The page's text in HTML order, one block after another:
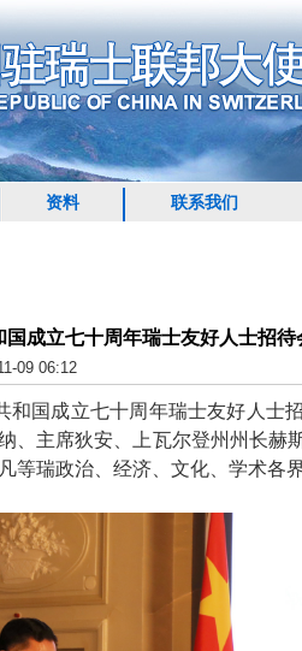
资料 联系我们
成立七十周年瑞士友好人士招待
09 06:12
国成立七十周年瑞士友好人士
、主席狄安、上瓦尔登州州长赫
瑞政治、经济、文化、学术各